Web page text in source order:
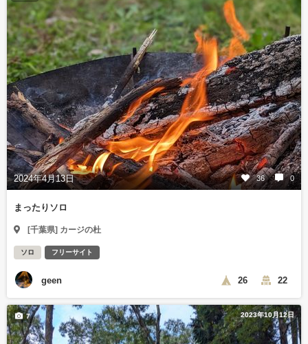
2024年4月13日 36 0
まったりソロ
[千葉県] カージの杜
ソロ フリーサイト
geen 26 22
2023年10月12日
7